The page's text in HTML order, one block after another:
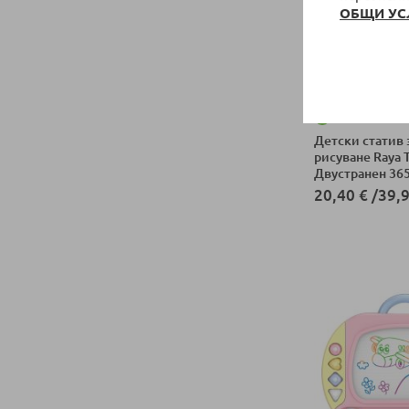
ОБЩИ
Детски статив
рисуване Raya
Двустранен
20,40 € /